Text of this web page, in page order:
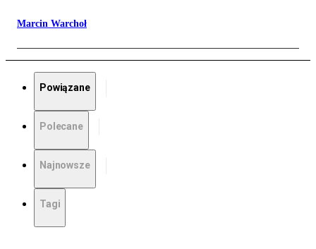
Marcin Warchoł
Powiązane
Polecane
Najnowsze
Tagi